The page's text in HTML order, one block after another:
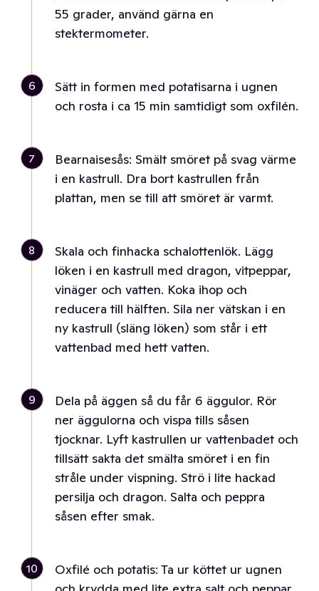
55 grader, använd gärna en
stektermometer.
6
Sätt in formen med potatisarna i ugnen
och rosta i ca 15 min samtidigt som oxfilén.
7
Bearnaisesås: Smält smöret på svag värme
i en kastrull. Dra bort kastrullen från
plattan, men se till att smöret är varmt.
8
Skala och finhacka schalottenlök. Lägg
löken i en kastrull med dragon, vitpeppar,
vinäger och vatten. Koka ihop och
reducera till hälften. Sila ner vätskan i en
ny kastrull (släng löken) som står i ett
vattenbad med hett vatten.
9
Dela på äggen så du får 6 äggulor. Rör
ner äggulorna och vispa tills såsen
tjocknar. Lyft kastrullen ur vattenbadet och
tillsätt sakta det smälta smöret i en fin
stråle under vispning. Strö i lite hackad
persilja och dragon. Salta och peppra
såsen efter smak.
10
Oxfilé och potatis: Ta ur köttet ur ugnen